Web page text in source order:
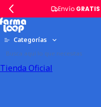
Envío GRATIS
Categorías
Tienda Oficial